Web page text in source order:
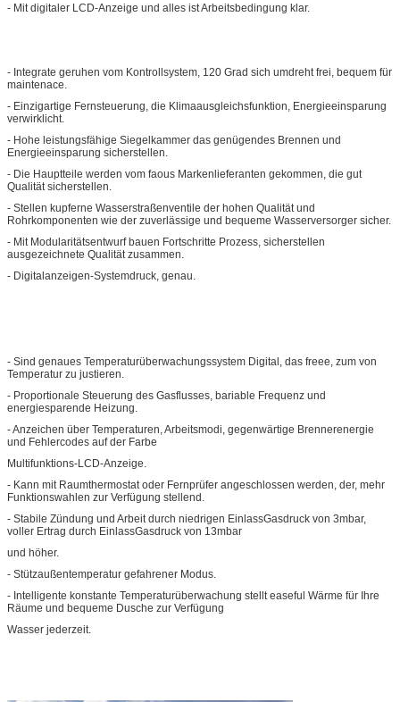
- Mit digitaler LCD-Anzeige und alles ist Arbeitsbedingung klar.
- Integrate geruhen vom Kontrollsystem, 120 Grad sich umdreht frei, bequem für
maintenace.
- Einzigartige Fernsteuerung, die Klimaausgleichsfunktion, Energieeinsparung
verwirklicht.
- Hohe leistungsfähige Siegelkammer das genügendes Brennen und
Energieeinsparung sicherstellen.
- Die Hauptteile werden vom faous Markenlieferanten gekommen, die gut
Qualität sicherstellen.
- Stellen kupferne Wasserstraßenventile der hohen Qualität und
Rohrkomponenten wie der zuverlässige und bequeme Wasserversorger sicher.
- Mit Modularitätsentwurf bauen Fortschritte Prozess, sicherstellen
ausgezeichnete Qualität zusammen.
- Digitalanzeigen-Systemdruck, genau.
- Sind genaues Temperaturüberwachungssystem Digital, das freee, zum von
Temperatur zu justieren.
- Proportionale Steuerung des Gasflusses, bariable Frequenz und
energiesparende Heizung.
- Anzeichen über Temperaturen, Arbeitsmodi, gegenwärtige Brennerenergie
und Fehlercodes auf der Farbe
Multifunktions-LCD-Anzeige.
- Kann mit Raumthermostat oder Fernprüfer angeschlossen werden, der, mehr
Funktionswahlen zur Verfügung stellend.
- Stabile Zündung und Arbeit durch niedrigen EinlassGasdruck von 3mbar,
voller Ertrag durch EinlassGasdruck von 13mbar
und höher.
- Stützaußentemperatur gefahrener Modus.
- Intelligente konstante Temperaturüberwachung stellt easeful Wärme für Ihre
Räume und bequeme Dusche zur Verfügung
Wasser jederzeit.